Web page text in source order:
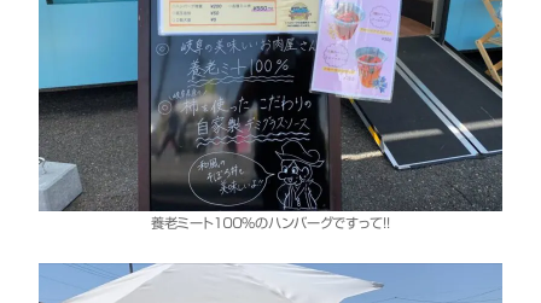
養老ミート１００％のハンバーグですって！！